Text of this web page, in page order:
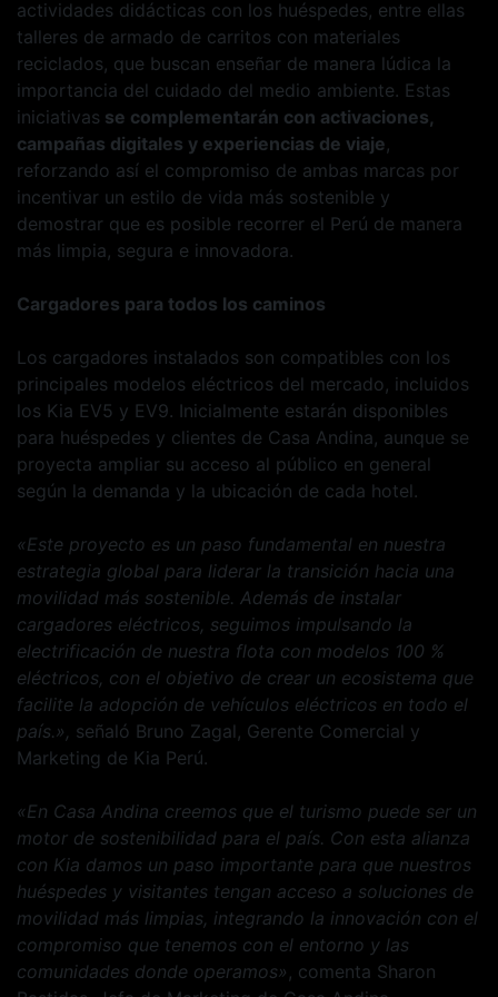
actividades didácticas con los huéspedes, entre ellas
talleres de armado de carritos con materiales
reciclados, que buscan enseñar de manera lúdica la
importancia del cuidado del medio ambiente. Estas
iniciativas se complementarán con activaciones,
campañas digitales y experiencias de viaje,
reforzando así el compromiso de ambas marcas por
incentivar un estilo de vida más sostenible y
demostrar que es posible recorrer el Perú de manera
más limpia, segura e innovadora.
Cargadores para todos los caminos
Los cargadores instalados son compatibles con los
principales modelos eléctricos del mercado, incluidos
los Kia EV5 y EV9. Inicialmente estarán disponibles
para huéspedes y clientes de Casa Andina, aunque se
proyecta ampliar su acceso al público en general
según la demanda y la ubicación de cada hotel.
«Este proyecto es un paso fundamental en nuestra
estrategia global para liderar la transición hacia una
movilidad más sostenible. Además de instalar
cargadores eléctricos, seguimos impulsando la
electrificación de nuestra flota con modelos 100 %
eléctricos, con el objetivo de crear un ecosistema que
facilite la adopción de vehículos eléctricos en todo el
país.», señaló Bruno Zagal, Gerente Comercial y
Marketing de Kia Perú.
«En Casa Andina creemos que el turismo puede ser un
motor de sostenibilidad para el país. Con esta alianza
con Kia damos un paso importante para que nuestros
huéspedes y visitantes tengan acceso a soluciones de
movilidad más limpias, integrando la innovación con el
compromiso que tenemos con el entorno y las
comunidades donde operamos» , comenta Sharon